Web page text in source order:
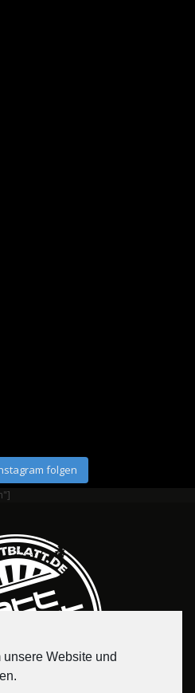
folgen
Website und